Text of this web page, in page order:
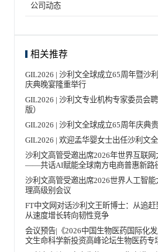
公司动态
相关推荐
GIL2026 | 沙利文全球成立65周年暨沙
庆典晚宴隆重举行
GIL2026 | 沙利文专业机构专家委员会
版）
GIL2026 | 沙利文全球成立65周年庆典
GIL2026 | 欢迎孟华婴女士出任沙利文
沙利文高管受邀出席2026年世界互联
——共话AI赋能全球南方电商普惠新路
沙利文高管受邀出席2026世界人工智
理高级别会议
FT中文网对话沙利文王昕博士：从追
从速度增长转向韧性竞争
会议预告|《2026中国生物医药国际化
文生命科学新投资高峰论坛生物医药专